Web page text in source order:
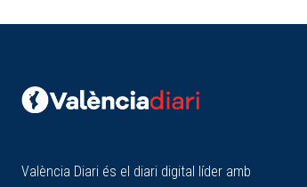
València Diari és el diari digital líder amb